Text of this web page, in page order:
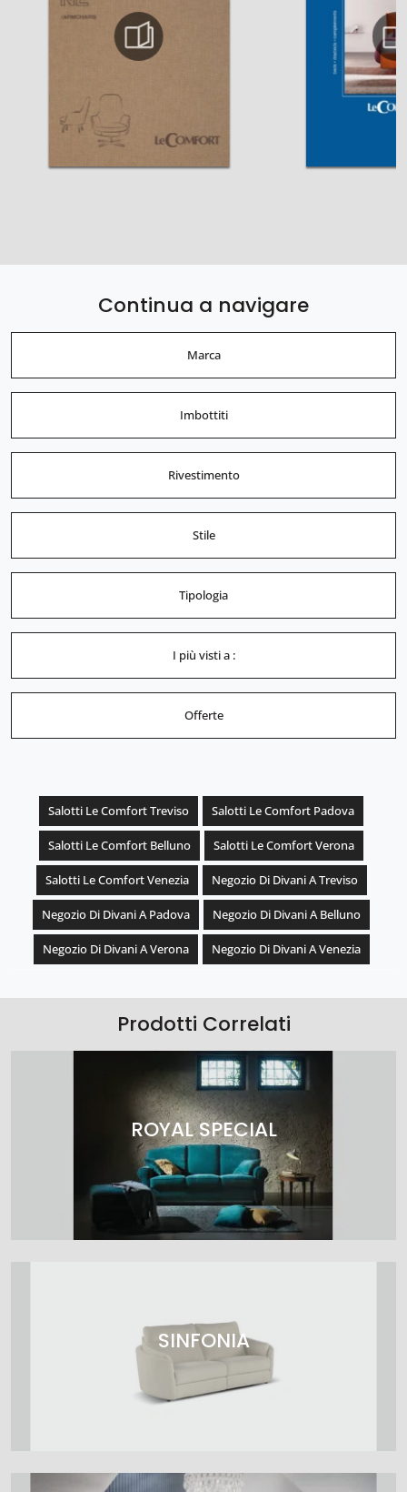
Continua a navigare
Marca
Imbottiti
Rivestimento
Stile
Tipologia
I più visti a :
Offerte
Salotti Le Comfort Treviso Salotti Le Comfort Padova
Salotti Le Comfort Belluno Salotti Le Comfort Verona
Salotti Le Comfort Venezia Negozio Di Divani A Treviso
Negozio Di Divani A Padova Negozio Di Divani A Belluno
Negozio Di Divani A Verona Negozio Di Divani A Venezia
Prodotti Correlati
ROYAL SPECIAL
SINFONIA